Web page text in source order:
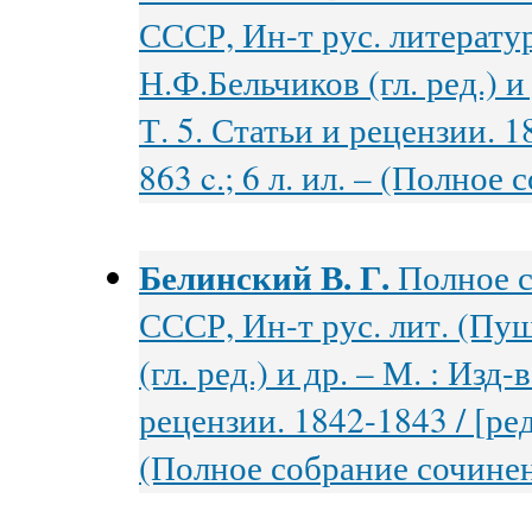
СССР, Ин-т рус.
Н.Ф.Бельчиков (гл. ред.)
Т. 5. Статьи и рецензии.
863 c.; 6 л. ил. – (Полное
Белинский В. Г. Полное
СССР, Ин-т рус. лит.
(гл. ред.) и др. – М. :
рецензии. 1842-1843 /
(Полное собрание